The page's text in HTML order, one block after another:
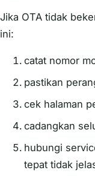
Jika OTA tidak
ini:
catat nomor
pastikan
cek halaman
cadangkan
hubungi
tepat tidak